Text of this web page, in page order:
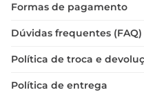
Formas de pagamento
Dúvidas frequentes (FAQ)
Política de troca e
Política de entrega